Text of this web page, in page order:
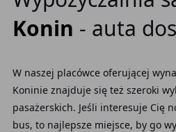
Konin - auta
W naszej placówce oferującej
Koninie znajduje się też szeroki
pasażerskich. Jeśli interesuje Cię
bus, to najlepsze miejsce, by go